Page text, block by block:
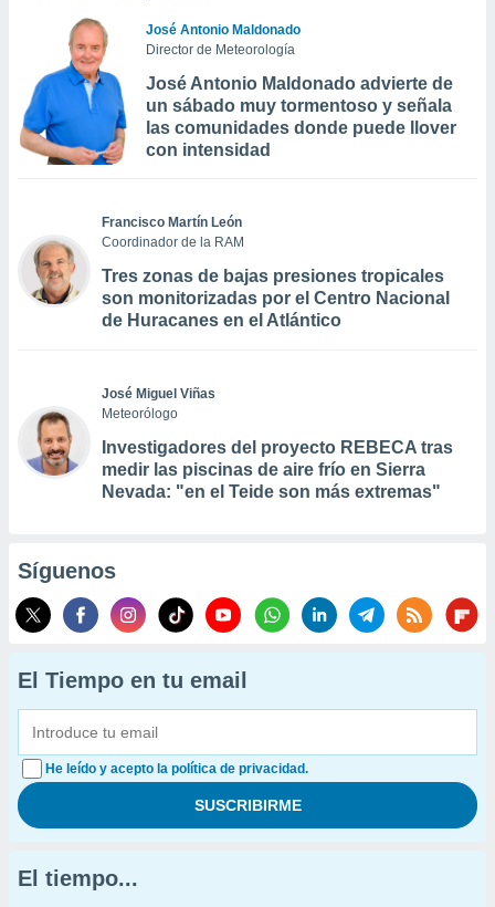
José Antonio Maldonado
Director de Meteorología
José Antonio Maldonado advierte de
un sábado muy tormentoso y señala
las comunidades donde puede llover
con intensidad
Francisco Martín León
Coordinador de la RAM
Tres zonas de bajas presiones tropicales
son monitorizadas por el Centro Nacional
de Huracanes en el Atlántico
José Miguel Viñas
Meteorólogo
Investigadores del proyecto REBECA tras
medir las piscinas de aire frío en Sierra
Nevada: "en el Teide son más extremas"
Síguenos
El Tiempo en tu email
He leído y acepto la política de privacidad.
El tiempo...